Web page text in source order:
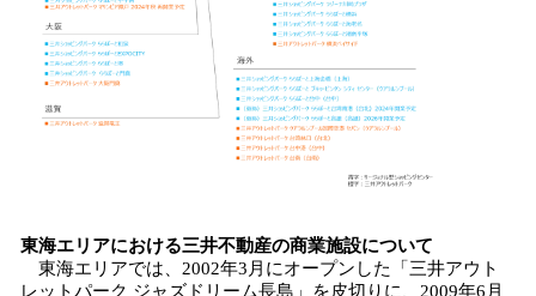
東海エリアにおける三井不動産の商業施設について
東海エリアでは、2002年3月にオープンした「三井アウト
レットパーク ジャズドリーム長島」を皮切りに、2009年6月